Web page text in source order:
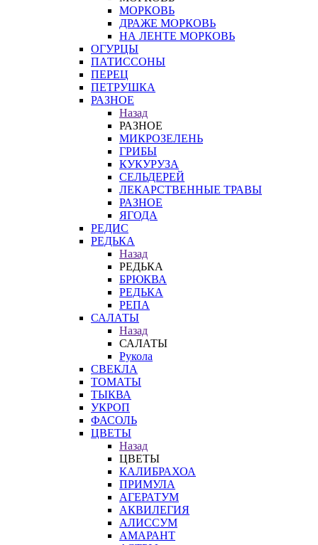
МОРКОВЬ
ДРАЖЕ МОРКОВЬ
НА ЛЕНТЕ МОРКОВЬ
ОГУРЦЫ
ПАТИССОНЫ
ПЕРЕЦ
ПЕТРУШКА
РАЗНОЕ
Назад
РАЗНОЕ
МИКРОЗЕЛЕНЬ
ГРИБЫ
КУКУРУЗА
СЕЛЬДЕРЕЙ
ЛЕКАРСТВЕННЫЕ ТРАВЫ
РАЗНОЕ
ЯГОДА
РЕДИС
РЕДЬКА
Назад
РЕДЬКА
БРЮКВА
РЕДЬКА
РЕПА
САЛАТЫ
Назад
САЛАТЫ
Рукола
СВЕКЛА
ТОМАТЫ
ТЫКВА
УКРОП
ФАСОЛЬ
ЦВЕТЫ
Назад
ЦВЕТЫ
КАЛИБРАХОА
ПРИМУЛА
АГЕРАТУМ
АКВИЛЕГИЯ
АЛИССУМ
АМАРАНТ